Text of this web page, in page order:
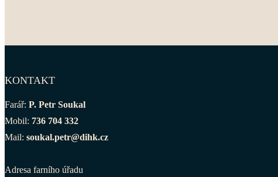
KONTAKT
Farář: P. Petr Soukal
Mobil: 736 704 332
Mail: soukal.petr@dihk.cz
Adresa farního úřadu